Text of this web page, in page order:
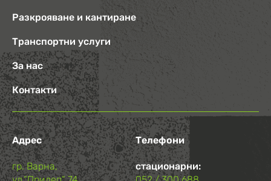
Разкрояване и кантиране
Транспортни услуги
За нас
Контакти
Адрес
гр. Варна,
Телефони
стационарни: